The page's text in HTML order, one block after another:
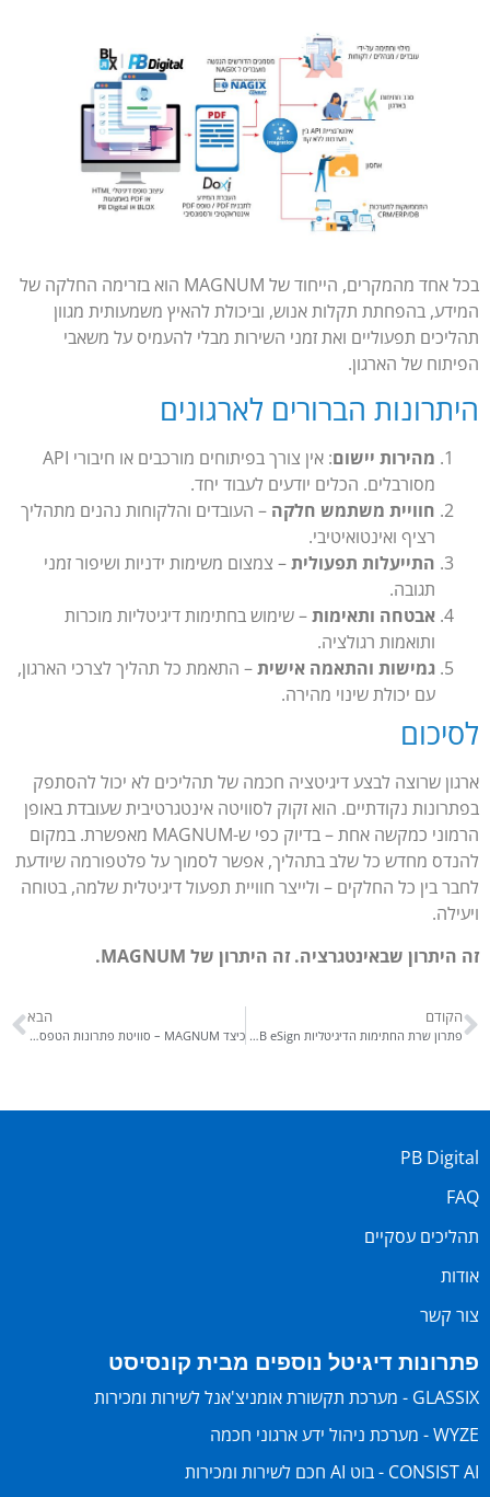
בכל אחד מהמקרים, הייחוד של MAGNUM הוא בזרימה החלקה של
המידע, בהפחתת תקלות אנוש, וביכולת להאיץ משמעותית מגוון
תהליכים תפעוליים ואת זמני השירות מבלי להעמיס על משאבי
הפיתוח של הארגון.
היתרונות הברורים לארגונים
מהירות יישום
: אין צורך בפיתוחים מורכבים או חיבורי API
מסורבלים. הכלים יודעים לעבוד יחד.
חוויית משתמש חלקה – העובדים והלקוחות נהנים מתהליך
רציף ואינטואיטיבי.
התייעלות תפעולית– צמצום משימות ידניות ושיפור זמני
תגובה.
אבטחה ותאימות– שימוש בחתימות דיגיטליות מוכרות
ותואמות רגולציה.
גמישות והתאמה אישית– התאמת כל תהליך לצרכי הארגון,
עם יכולת שינוי מהירה.
לסיכום
ארגון שרוצה לבצע דיגיטציה חכמה של תהליכים לא יכול להסתפק
בפתרונות נקודתיים. הוא זקוק לסוויטה אינטגרטיבית שעובדת באופן
הרמוני כמקשה אחת – בדיוק כפי ש-MAGNUM מאפשרת. במקום
להנדס מחדש כל שלב בתהליך, אפשר לסמוך על פלטפורמה שיודעת
לחבר בין כל החלקים – ולייצר חוויית תפעול דיגיטלית שלמה, בטוחה
ויעילה.
זה היתרון שבאינטגרציה. זה היתרון של MAGNUM.
הקודם
פתרון שרת החתימות הדיגיטליות PB eSign של קונסיסט מאפשר למכללה למינהל להפיץ מסמכים דיגיטלים חתומים ומאובטחים לסטודנטים
הבא
כיצד MAGNUM – סוויטת פתרונות הטפסים והמסמכים הדיגיטלים של קונסיסט – מאפשרת לארגונים גדולים לבצע עדכוני שכר לאלפי עובדים – בלחיצת כפתור
PB Digital
FAQ
תהליכים עסקיים
אודות
צור קשר
פתרונות דיגיטל נוספים מבית קונסיסט
GLASSIX - מערכת תקשורת אומניצ'אנל לשירות ומכירות
WYZE - מערכת ניהול ידע ארגוני חכמה
CONSIST AI - בוט AI חכם לשירות ומכירות